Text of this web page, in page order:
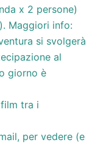
x 2 persone)
Maggiori info:
si svolgerà
al
giorno è
tra i
per vedere (e